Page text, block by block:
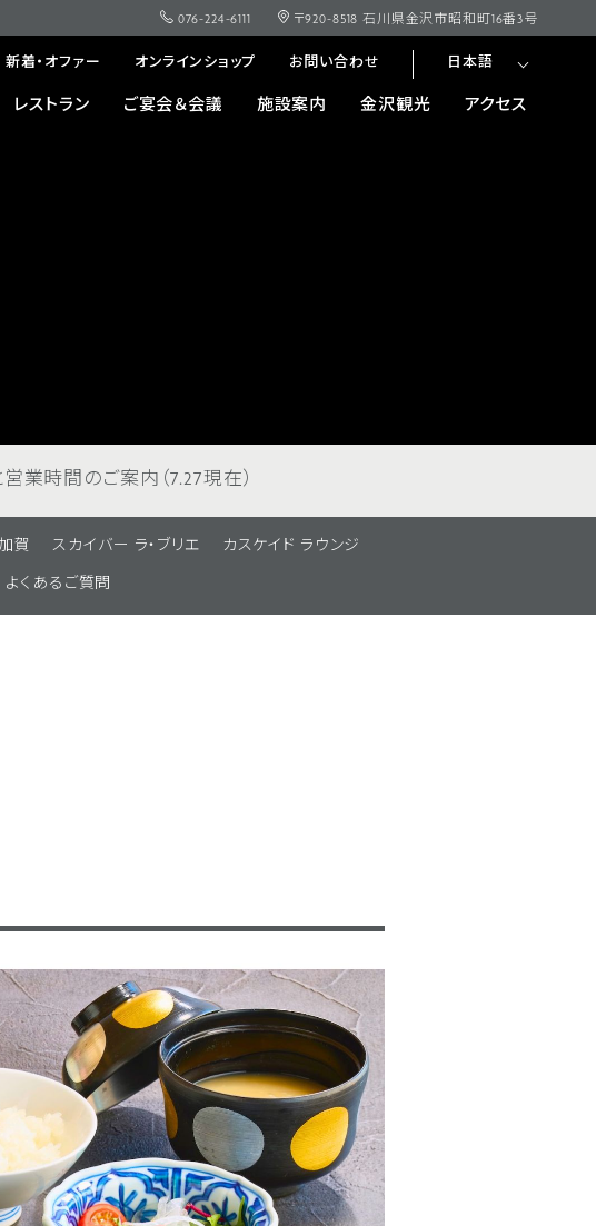
076-224-6111 〒920-8518 石川県金沢市昭和町16番3号
新着・オファー オンラインショップ お問い合わせ 日本語
レストラン ご宴会＆会議 施設案内 金沢観光 アクセス
業時間のご案内（7.27現在）
賀 スカイバー ラ・ブリエ カスケイド ラウンジ
よくあるご質問